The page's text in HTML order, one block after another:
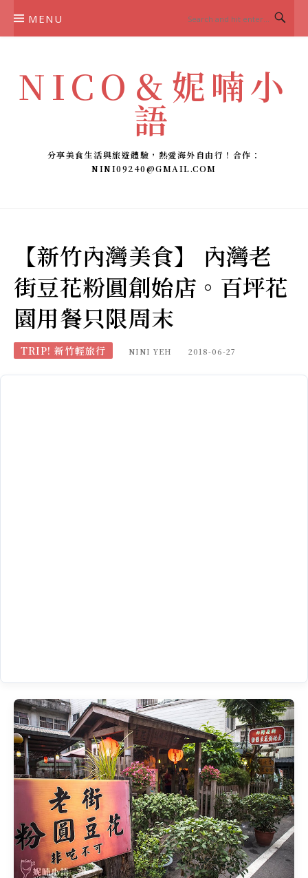
MENU
NICO＆妮喃小
語
分享美食生活與旅遊體驗，熱愛海外自由行！合作：
NINI09240@GMAIL.COM
【新竹內灣美食】 內灣老
街豆花粉圓創始店。百坪花
園用餐只限周末
TRIP! 新竹輕旅行 NINI YEH 2018-06-27